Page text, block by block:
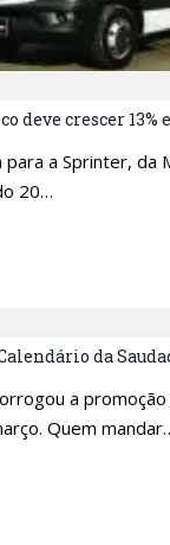
deve crescer 13%
para a Sprinter, da
20…
da
a promoção
Quem